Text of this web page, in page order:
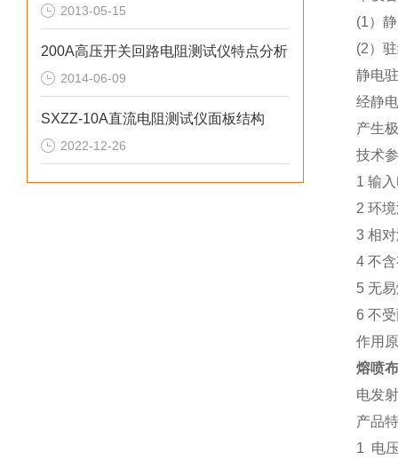
2013-05-15
200A高压开关回路电阻测试仪特点分析
2014-06-09
SXZZ-10A直流电阻测试仪面板结构
2022-12-26
(1）
(2）
静电
经静
产生
技术
1 输
2 环
3 相
4 不
5 无
6 不
作用
熔喷
电发
产品
1 电